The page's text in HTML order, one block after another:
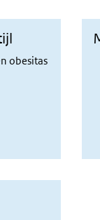
obesitas